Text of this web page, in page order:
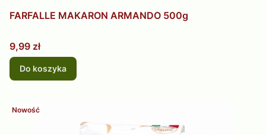
FARFALLE MAKARON ARMANDO 500g
Cena
9,99 zł
Do koszyka
Nowość